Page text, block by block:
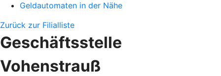
Geldautomaten in der Nähe
Zurück zur Filialliste
Geschäftsstelle
Vohenstrauß